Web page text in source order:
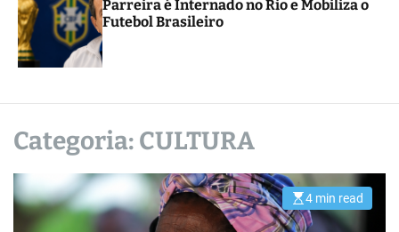
Parreira é Internado no Rio e Mobiliza o
Futebol Brasileiro
Categoria: CULTURA
E
s
4 min read